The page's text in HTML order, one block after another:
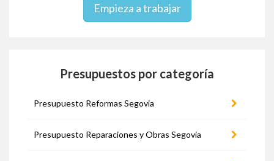
Empieza a trabajar
Presupuestos por categoría
Presupuesto Reformas Segovia
Presupuesto Reparaciones y Obras Segovia